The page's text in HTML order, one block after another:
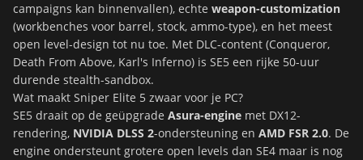
campaigns kan binnenvallen), echte weapon-customization
(workbenches voor barrel, stock, ammo-type), en het meest
open level-design tot nu toe. Met DLC-content (Conqueror,
Death From Above, Karl's Inferno) is SE5 een rijke 50-uur
durende stealth-sandbox.
Wat maakt Sniper Elite 5 zwaar voor je PC?
SE5 draait op de geüpgrade Asura-engine met DX12-
rendering, NVIDIA DLSS 2-ondersteuning en AMD FSR 2.0. De
engine ondersteunt grotere open levels dan SE4 maar is nog